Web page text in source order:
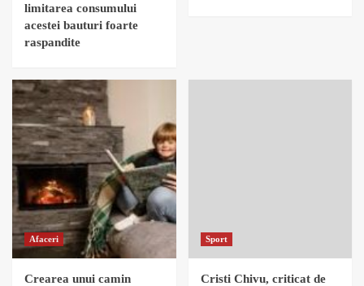
limitarea consumului
acestei bauturi foarte
raspandite
Afaceri
Crearea unui camin
Sport
Cristi Chivu, criticat de